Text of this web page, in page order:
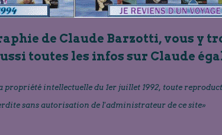
de Claude Barzotti, vous y
toutes les infos sur Claude
propriété intellectuelle du 1er juillet 1992, toute
sans autorisation de l'administrateur de ce site»